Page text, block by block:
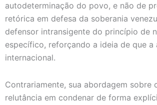
autodeterminação do povo, e não de
retórica em defesa da soberania
defensor intransigente do princípio de
específico, reforçando a ideia de que
internacional.
Contrariamente, sua abordagem
relutância em condenar de forma